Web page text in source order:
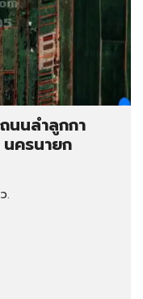
นนลำลูกกา
ครนายก
.